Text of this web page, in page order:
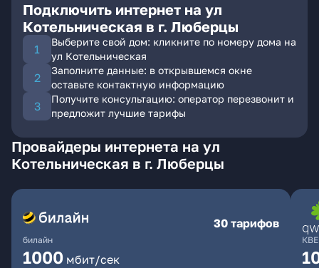
Подключить интернет на ул
Котельническая в г. Люберцы
Выберите свой дом: кликните по номеру дома на
ул Котельническая
Заполните данные: в открывшемся окне
оставьте контактную информацию
Получите консультацию: оператор перезвонит и
предложит лучшие тарифы
Провайдеры интернета на ул
Котельническая в г. Люберцы
билайн
30 тарифов
1000 мбит/сек